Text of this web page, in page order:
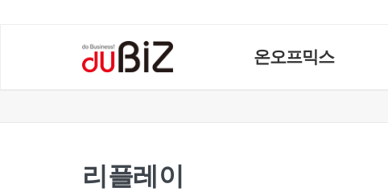
온오프믹스
리플레이